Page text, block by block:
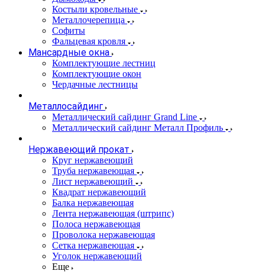
Костыли кровельные
Металлочерепица
Софиты
Фальцевая кровля
Мансардные окна
Комплектующие лестниц
Комплектующие окон
Чердачные лестницы
Металлосайдинг
Металлический сайдинг Grand Line
Металлический сайдинг Металл Профиль
Нержавеющий прокат
Круг нержавеющий
Труба нержавеющая
Лист нержавеющий
Квадрат нержавеющий
Балка нержавеющая
Лента нержавеющая (штрипс)
Полоса нержавеющая
Проволока нержавеющая
Сетка нержавеющая
Уголок нержавеющий
Еще